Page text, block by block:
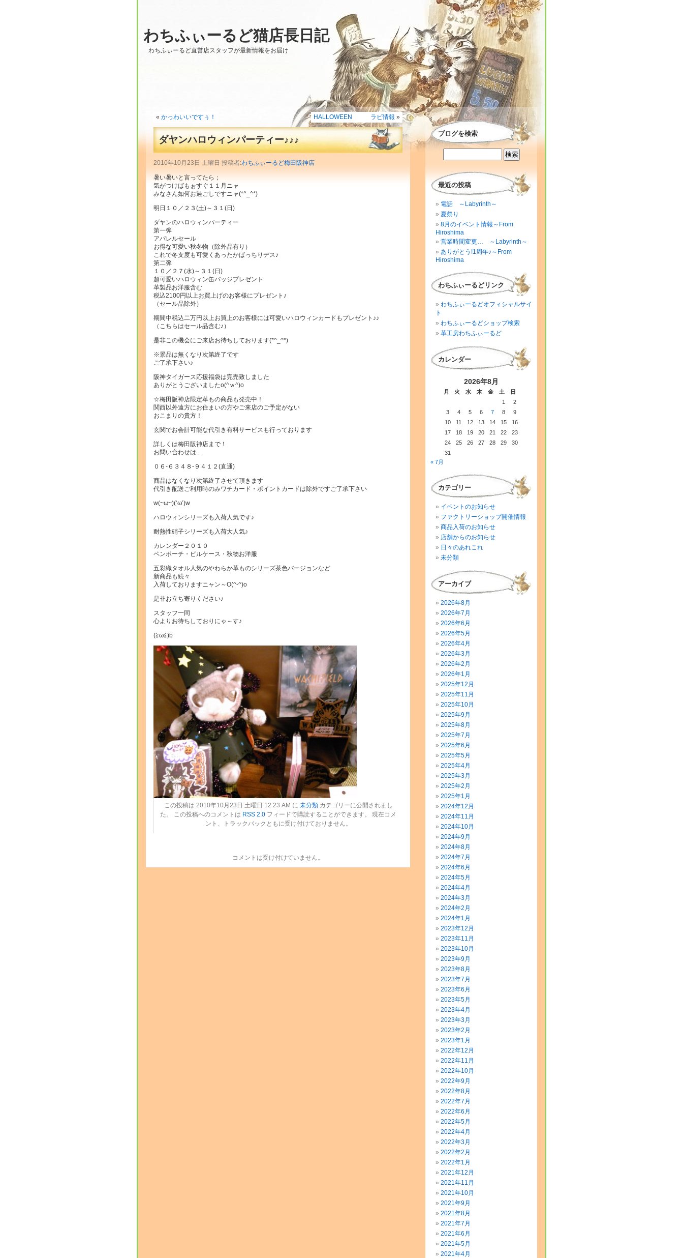
わちふぃーるど猫店長日記
わちふぃーるど直営店スタッフが最新情報をお届け
« かっわいいですぅ！ HALLOWEEN ラビ情報 »
ダヤンハロウィンパーティー♪♪♪
2010年10月23日 土曜日 投稿者:わちふぃーるど梅田阪神店
暑い暑いと言ってたら；
気がつけばもぉすぐ１１月ニャ
みなさん如何お過ごしですニャ(*^_^*)
明日１０／２３(土)～３１(日)
ダヤンのハロウィンパーティー
第一弾
アパレルセール
お得な可愛い秋冬物（除外品有り）
これで冬支度も可愛くあったかばっちりデス♪
第二弾
１０／２７(水)～３１(日)
超可愛いハロウィン缶バッジプレゼント
革製品お洋服含む
税込2100円以上お買上げのお客様にプレゼント♪
（セール品除外）
期間中税込二万円以上お買上のお客様には可愛いハロウィンカードもプレゼント♪♪
（こちらはセール品含む♪）
是非この機会にご来店お待ちしております(*^_^*)
※景品は無くなり次第終了です
ご了承下さい♪
阪神タイガース応援福袋は完売致しました
ありがとうございましたo(^ｗ^)o
☆梅田阪神店限定革もの商品も発売中！
関西以外遠方にお住まいの方やご来店のご予定がない
おこまりの貴方！
玄関でお会計可能な代引き有料サービスも行っております
詳しくは梅田阪神店まで！
お問い合わせは…
０６-６３４８-９４１２(直通)
商品はなくなり次第終了させて頂きます
代引き配送ご利用時のみワチカード・ポイントカードは除外ですご了承下さい
w(~ω~)(‘ω’)w
ハロウィンシリーズも入荷人気です♪
耐熱性硝子シリーズも入荷大人気♪
カレンダー２０１０
ペンポーチ・ピルケース・秋物お洋服
五彩織タオル人気のやわらか革ものシリーズ茶色バージョンなど
新商品も続々
入荷しておりますニャン～O(^-^)o
是非お立ち寄りください♪
スタッフ一同
心よりお待ちしておりにゃ～す♪
(≧ω≦)b
この投稿は 2010年10月23日 土曜日 12:23 AM に 未分類カテゴリーに公開されまし
た。 この投稿へのコメントは RSS 2.0 フィードで購読することができます。 現在コメ
ント、トラックバックともに受け付けておりません。
コメントは受け付けていません。
ブログを検索
最近の投稿
電話 ～Labyrinth～
夏祭り
8月のイベント情報～From
Hiroshima
営業時間変更… ～Labyrinth～
ありがとう!1周年♪～From
Hiroshima
わちふぃーるどリンク
わちふぃーるどオフィシャルサイ
ト
わちふぃーるどショップ検索
革工房わちふぃーるど
カレンダー
2026年8月
月 火 水 木 金 土
日
1
2
3
4 5 6 7 8
9
10
11 12 13 14 15
16
17
18 19 20 21 22
23
24
25 26 27 28 29
30
31
« 7月
カテゴリー
イベントのお知らせ
ファクトリーショップ開催情報
商品入荷のお知らせ
店舗からのお知らせ
日々のあれこれ
未分類
アーカイブ
2026年8月
2026年7月
2026年6月
2026年5月
2026年4月
2026年3月
2026年2月
2026年1月
2025年12月
2025年11月
2025年10月
2025年9月
2025年8月
2025年7月
2025年6月
2025年5月
2025年4月
2025年3月
2025年2月
2025年1月
2024年12月
2024年11月
2024年10月
2024年9月
2024年8月
2024年7月
2024年6月
2024年5月
2024年4月
2024年3月
2024年2月
2024年1月
2023年12月
2023年11月
2023年10月
2023年9月
2023年8月
2023年7月
2023年6月
2023年5月
2023年4月
2023年3月
2023年2月
2023年1月
2022年12月
2022年11月
2022年10月
2022年9月
2022年8月
2022年7月
2022年6月
2022年5月
2022年4月
2022年3月
2022年2月
2022年1月
2021年12月
2021年11月
2021年10月
2021年9月
2021年8月
2021年7月
2021年6月
2021年5月
2021年4月